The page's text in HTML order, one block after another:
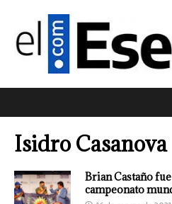
Isidro Casanova
Brian Castaño
campeonato